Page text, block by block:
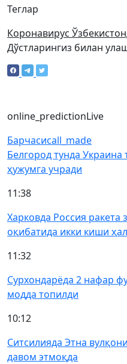
Теглар
Коронавирус
Дўстларингиз билан
online_predictionLive
Барчасиcall_made
Белгород тунда
ҳужумга учради
11:38
Харковда Россия ракета
оқибатида икки киши
11:32
Сурхондарёда 2 нафар
модда топилди
10:12
Ситсилияда Этна
давом этмоқда